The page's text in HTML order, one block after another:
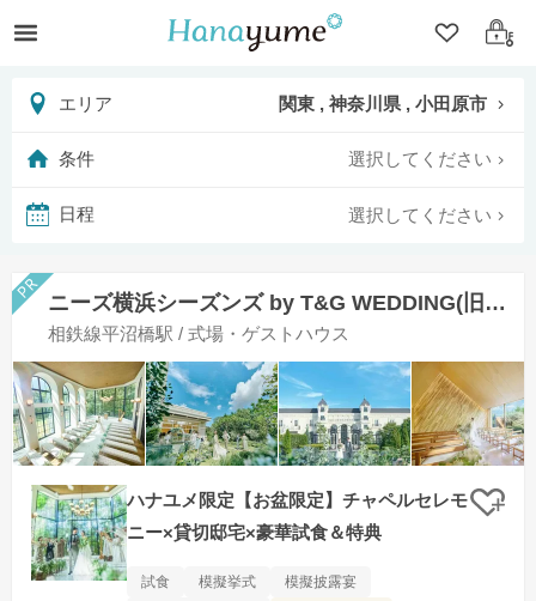
クリップ
ログ
エリア 関東 , 神奈川県 , 小田原市
条件 選択してください
日程 選択してください
ニーズ横浜シーズンズ by T&G WEDDING(旧 ザ・シーズンズ)
相鉄線平沼橋駅 / 式場・ゲストハウス
ハナユメ限定【お盆限定】チャペルセレモ
ニー×貸切邸宅×豪華試食＆特典
ク
試食 模擬挙式
模擬披露宴